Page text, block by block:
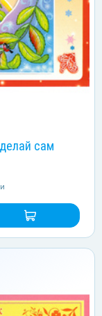
сам